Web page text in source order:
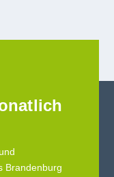
Brandenburg